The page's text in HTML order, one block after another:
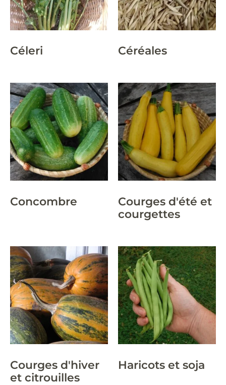
Céleri Céréales
Concombre
Courges d'été et
courgettes
Courges d'hiver
et citrouilles
Haricots et soja